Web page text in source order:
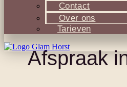
Contact
Over ons
Tarieven
Afspraak